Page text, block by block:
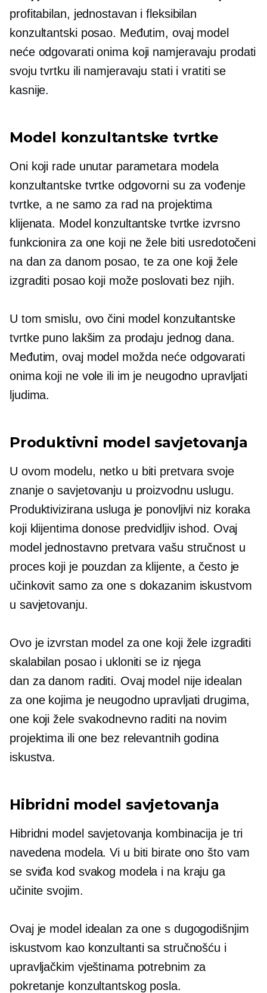
profitabilan, jednostavan i fleksibilan
konzultantski posao. Međutim, ovaj model
neće odgovarati onima koji namjeravaju prodati
svoju tvrtku ili namjeravaju stati i vratiti se
kasnije.
Model konzultantske tvrtke
Oni koji rade unutar parametara modela
konzultantske tvrtke odgovorni su za vođenje
tvrtke, a ne samo za rad na projektima
klijenata. Model konzultantske tvrtke izvrsno
funkcionira za one koji ne žele biti usredotočeni
na dan za danom posao, te za one koji žele
izgraditi posao koji može poslovati bez njih.
U tom smislu, ovo čini model konzultantske
tvrtke puno lakšim za prodaju jednog dana.
Međutim, ovaj model možda neće odgovarati
onima koji ne vole ili im je neugodno upravljati
ljudima.
Produktivni model savjetovanja
U ovom modelu, netko u biti pretvara svoje
znanje o savjetovanju u proizvodnu uslugu.
Produktivizirana usluga je ponovljivi niz koraka
koji klijentima donose predvidljiv ishod. Ovaj
model jednostavno pretvara vašu stručnost u
proces koji je pouzdan za klijente, a često je
učinkovit samo za one s dokazanim iskustvom
u savjetovanju.
Ovo je izvrstan model za one koji žele izgraditi
skalabilan posao i ukloniti se iz njega
dan za danom raditi. Ovaj model nije idealan
za one kojima je neugodno upravljati drugima,
one koji žele svakodnevno raditi na novim
projektima ili one bez relevantnih godina
iskustva.
Hibridni model savjetovanja
Hibridni model savjetovanja kombinacija je tri
navedena modela. Vi u biti birate ono što vam
se sviđa kod svakog modela i na kraju ga
učinite svojim.
Ovaj je model idealan za one s dugogodišnjim
iskustvom kao konzultanti sa stručnošću i
upravljačkim vještinama potrebnim za
pokretanje konzultantskog posla.